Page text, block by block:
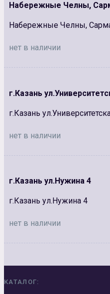
Набережные Челны,
Набережные Челны,
нет в наличии
г.Казань
г.Казань
нет в наличии
г.Казань ул.Нужина 4
г.Казань ул.Нужина 4
нет в наличии
КАТАЛОГ: